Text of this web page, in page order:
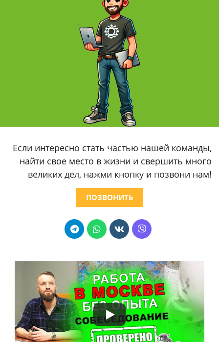
Если интересно стать частью нашей команды,
найти свое место в жизни и свершить много
великих дел, нажми кнопку и позвони нам!
ПОЗВОНИТЬ